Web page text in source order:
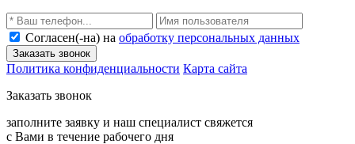
Согласен(-на) на обработку персональных данных
Заказать звонок
Политика конфиденциальности Карта сайта
Заказать звонок
заполните заявку и наш специалист свяжется
с Вами в течение рабочего дня